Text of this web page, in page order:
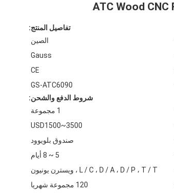
تفاصيل المنتج:
الصين
Gauss
CE
GS-ATC6090
شروط الدفع والشحن:
1 مجموعة
USD1500~3500
صندوق بلويوود
5 ~ 8 أيام
L / C ، D / A ، D / P ، T / T ، ويسترن يونيون
120 مجموعة شهريا